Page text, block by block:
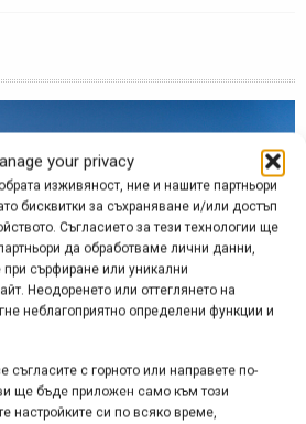
your privacy
изживяност, ние и нашите партньори
бисквитки за съхраняване и/или достъп
Съгласието за тези технологии ще
да обработваме лични данни,
сърфиране или уникални
Неодоренето или оттеглянето на
неблагоприятно определени функции и
съгласите с горното или направете по-
ще бъде приложен само към този
настройките си по всяко време,